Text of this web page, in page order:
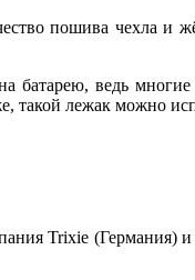
пошива чехла и
ведь
такой лежак можно
Trixiе (Германия)